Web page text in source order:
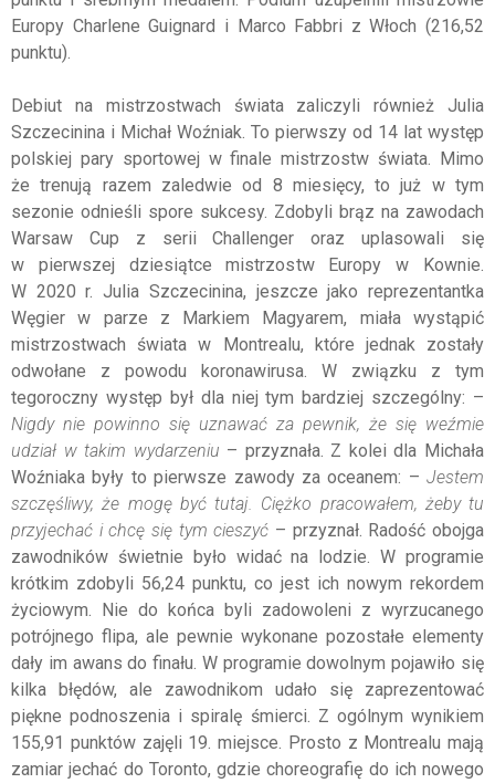
Europy Charlene Guignard i Marco Fabbri z Włoch (216,52
punktu).
Debiut na mistrzostwach świata zaliczyli również Julia
Szczecinina i Michał Woźniak. To pierwszy od 14 lat występ
polskiej pary sportowej w finale mistrzostw świata. Mimo
że trenują razem zaledwie od 8 miesięcy, to już w tym
sezonie odnieśli spore sukcesy. Zdobyli brąz na zawodach
Warsaw Cup z serii Challenger oraz uplasowali się
w pierwszej dziesiątce mistrzostw Europy w Kownie.
W 2020 r. Julia Szczecinina, jeszcze jako reprezentantka
Węgier w parze z Markiem Magyarem, miała wystąpić
mistrzostwach świata w Montrealu, które jednak zostały
odwołane z powodu koronawirusa. W związku z tym
tegoroczny występ był dla niej tym bardziej szczególny: –
Nigdy nie powinno się uznawać za pewnik, że się weźmie
udział w takim wydarzeniu – przyznała. Z kolei dla Michała
Woźniaka były to pierwsze zawody za oceanem: – Jestem
szczęśliwy, że mogę być tutaj. Ciężko pracowałem, żeby tu
przyjechać i chcę się tym cieszyć – przyznał. Radość obojga
zawodników świetnie było widać na lodzie. W programie
krótkim zdobyli 56,24 punktu, co jest ich nowym rekordem
życiowym. Nie do końca byli zadowoleni z wyrzucanego
potrójnego flipa, ale pewnie wykonane pozostałe elementy
dały im awans do finału. W programie dowolnym pojawiło się
kilka błędów, ale zawodnikom udało się zaprezentować
piękne podnoszenia i spiralę śmierci. Z ogólnym wynikiem
155,91 punktów zajęli 19. miejsce. Prosto z Montrealu mają
zamiar jechać do Toronto, gdzie choreografię do ich nowego